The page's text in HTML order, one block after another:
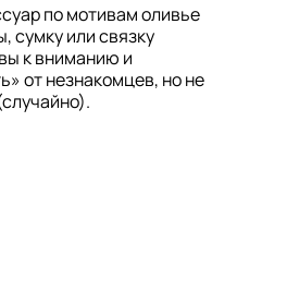
по мотивам оливье
сумку или связку
к вниманию и
от незнакомцев, но не